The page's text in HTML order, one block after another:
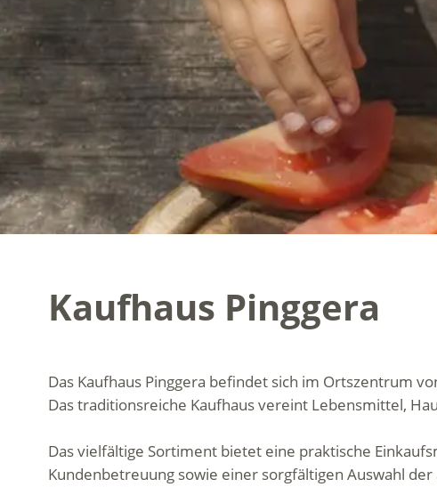
Kaufhaus Pinggera
Das Kaufhaus Pinggera befindet sich im Ortszentrum
Das traditionsreiche Kaufhaus vereint Lebensmittel,
Das vielfältige Sortiment bietet eine praktische
Kundenbetreuung sowie einer sorgfältigen Auswahl